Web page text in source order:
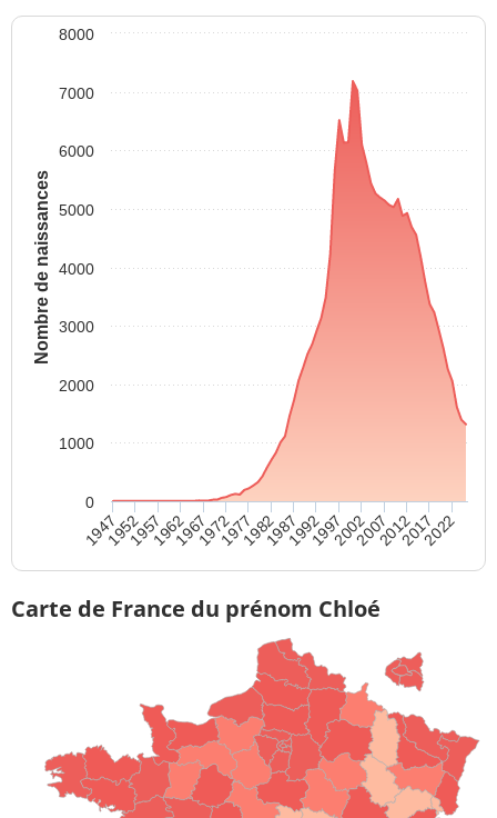
Nombre de naissances
1947195219571962196719721977198219871992199720022007201220172022
0
1000
2000
3000
4000
5000
6000
7000
8000
Carte de France du prénom Chloé